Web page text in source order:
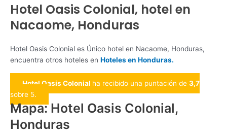
Hotel Oasis Colonial, hotel en
Nacaome, Honduras
Hotel Oasis Colonial es Único hotel en Nacaome, Honduras,
encuentra otros hoteles en Hoteles en Honduras.
Hotel Oasis Colonial ha recibido una puntación de 3,7
sobre 5.
Mapa: Hotel Oasis Colonial,
Honduras